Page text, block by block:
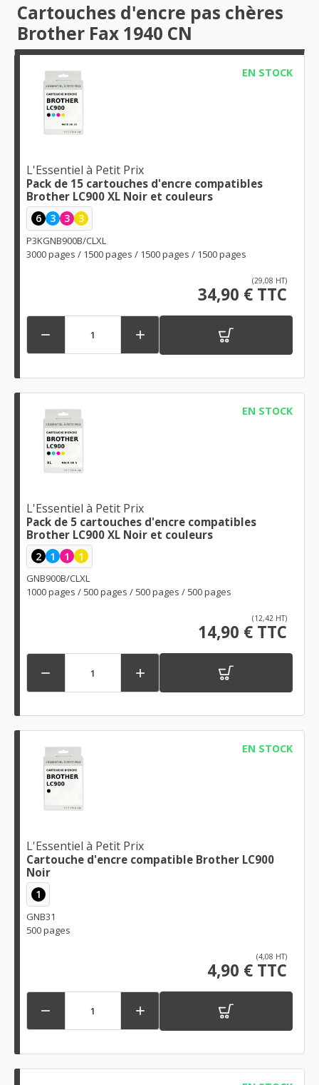
Cartouches d'encre pas chères
Brother Fax 1940 CN
EN STOCK
L'Essentiel à Petit Prix
Pack de 15 cartouches d'encre compatibles
Brother LC900 XL Noir et couleurs
6 3 3 3
P3KGNB900B/CLXL
3000 pages / 1500 pages / 1500 pages / 1500 pages
(29,08 HT)
34,90 € TTC
 
EN STOCK
L'Essentiel à Petit Prix
Pack de 5 cartouches d'encre compatibles
Brother LC900 XL Noir et couleurs
2 1 1 1
GNB900B/CLXL
1000 pages / 500 pages / 500 pages / 500 pages
(12,42 HT)
14,90 € TTC
 
EN STOCK
L'Essentiel à Petit Prix
Cartouche d'encre compatible Brother LC900
Noir
1
GNB31
500 pages
(4,08 HT)
4,90 € TTC
 